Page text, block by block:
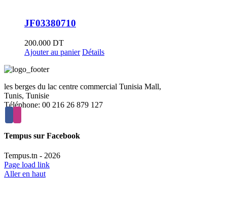
JF03380710
200.000 DT
Ajouter au panier Détails
les berges du lac centre commercial Tunisia Mall,
Tunis, Tunisie
Téléphone: 00 216 26 879 127
Tempus sur Facebook
Tempus.tn - 2026
Page load link
Aller en haut